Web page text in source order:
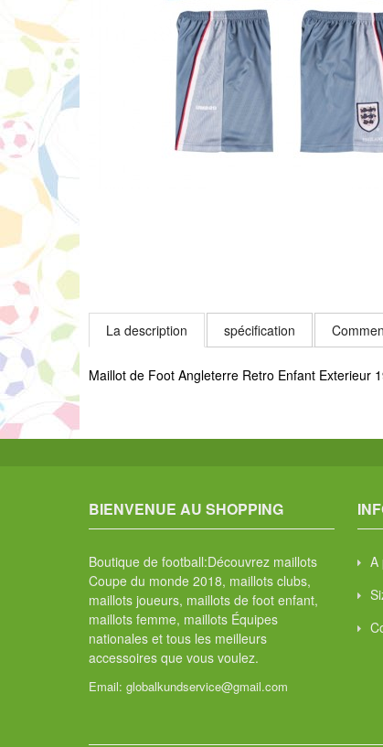
La description spécification
Maillot de Foot Angleterre Retro Enfant Exterieur
BIENVENUE AU SHOPPING
Boutique de football:Découvrez maillots
Coupe du monde 2018, maillots clubs,
maillots joueurs, maillots de foot enfant,
maillots femme, maillots Équipes
nationales et tous les meilleurs
accessoires que vous voulez.
Email: globalkundservice@gmail.com
A